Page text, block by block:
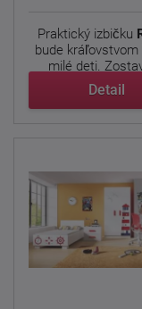
Praktický izbičku
bude kráľovstvom
milé deti.
Detail